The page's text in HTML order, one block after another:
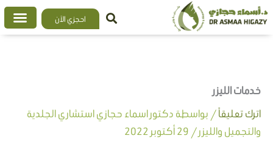
تخطي
إلى
احجزي الآن
خدمات الليزر
اترك تعليقاً/ بواسطة دكتور اسماء حجازي استشاري الجلدية
والتجميل والليزر/ 29 أكتوبر 2022